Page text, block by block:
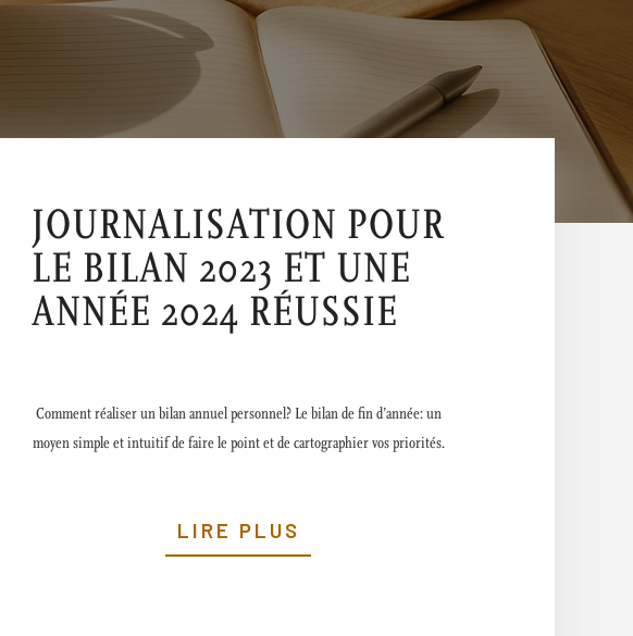
JOURNALISATION POUR
LE BILAN 2023 ET UNE
ANNÉE 2024 RÉUSSIE
Comment réaliser un bilan annuel personnel? Le bilan de fin d’année: un
moyen simple et intuitif de faire le point et de cartographier vos priorités.
LIRE PLUS